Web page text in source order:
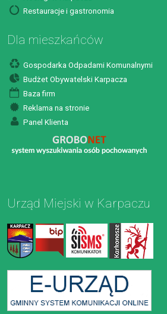
Restauracje i gastronomia
Dla mieszkańców
Gospodarka Odpadami Komunalnymi
Budżet Obywatelski Karpacza
Baza firm
Reklama na stronie
Panel Klienta
Urząd Miejski w Karpaczu